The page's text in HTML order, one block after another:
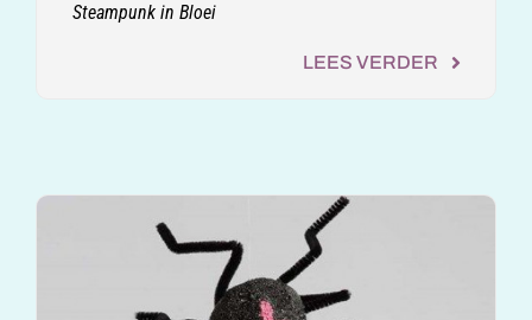
Steampunk in Bloei
LEES VERDER